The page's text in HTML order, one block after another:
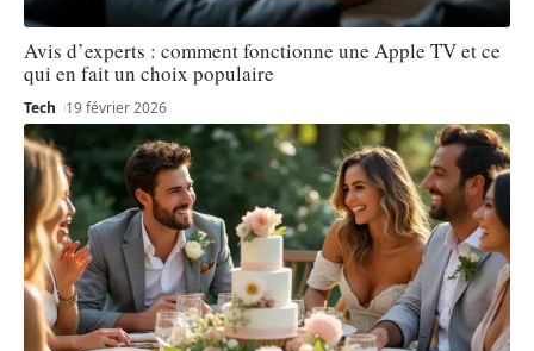
Avis d’experts : comment fonctionne une Apple TV et ce
qui en fait un choix populaire
Tech 19 février 2026